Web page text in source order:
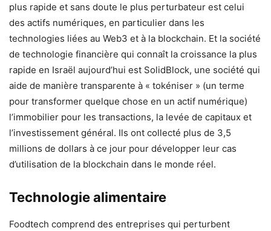
plus rapide et sans doute le plus perturbateur est celui
des actifs numériques, en particulier dans les
technologies liées au Web3 et à la blockchain. Et la société
de technologie financière qui connaît la croissance la plus
rapide en Israël aujourd’hui est SolidBlock, une société qui
aide de manière transparente à « tokéniser » (un terme
pour transformer quelque chose en un actif numérique)
l’immobilier pour les transactions, la levée de capitaux et
l’investissement général. Ils ont collecté plus de 3,5
millions de dollars à ce jour pour développer leur cas
d’utilisation de la blockchain dans le monde réel.
Technologie alimentaire
Foodtech comprend des entreprises qui perturbent